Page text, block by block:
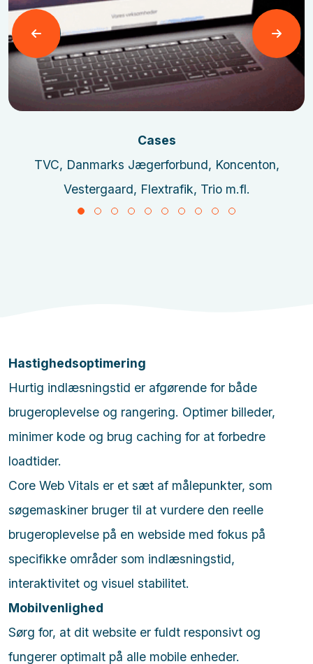
Læs mere
Cases
TVC, Danmarks Jægerforbund, Koncenton,
Vestergaard, Flextrafik, Trio m.fl.
Hastighedsoptimering
Hurtig indlæsningstid er afgørende for både
brugeroplevelse og rangering. Optimer billeder,
minimer kode og brug caching for at forbedre
loadtider.
Core Web Vitals er et sæt af målepunkter, som
søgemaskiner bruger til at vurdere den reelle
brugeroplevelse på en webside med fokus på
specifikke områder som indlæsningstid,
interaktivitet og visuel stabilitet.
Mobilvenlighed
Sørg for, at dit website er fuldt responsivt og
fungerer optimalt på alle mobile enheder.